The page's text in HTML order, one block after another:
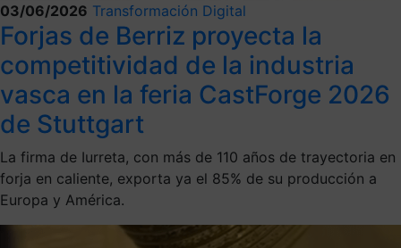
03/06/2026 Transformación Digital
Forjas de Berriz proyecta la
competitividad de la industria
vasca en la feria CastForge 2026
de Stuttgart
La firma de Iurreta, con más de 110 años de trayectoria en
forja en caliente, exporta ya el 85% de su producción a
Europa y América.